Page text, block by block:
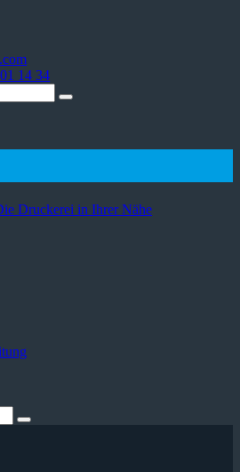
14 34
Druckerei in Ihrer Nähe